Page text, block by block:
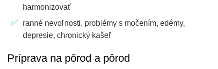
harmonizovať
ranné nevoľnosti, problémy s močením, edémy,
depresie, chronický kašeľ
Príprava na pôrod a pôrod